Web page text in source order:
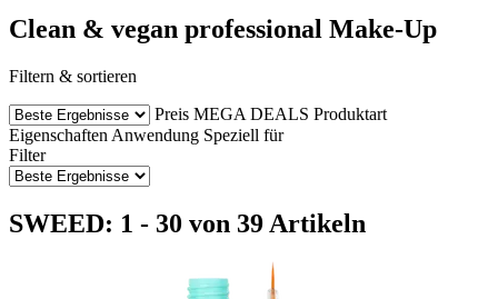
Clean & vegan professional Make-Up
Filtern & sortieren
Preis MEGA DEALS Produktart
Eigenschaften Anwendung Speziell für
Filter
SWEED: 1 - 30 von 39 Artikeln